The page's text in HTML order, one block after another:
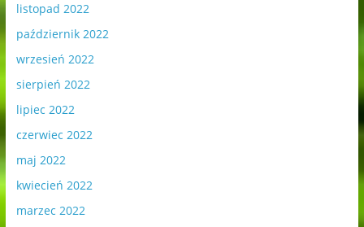
listopad 2022
październik 2022
wrzesień 2022
sierpień 2022
lipiec 2022
czerwiec 2022
maj 2022
kwiecień 2022
marzec 2022